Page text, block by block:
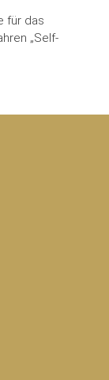
für das
„Self-